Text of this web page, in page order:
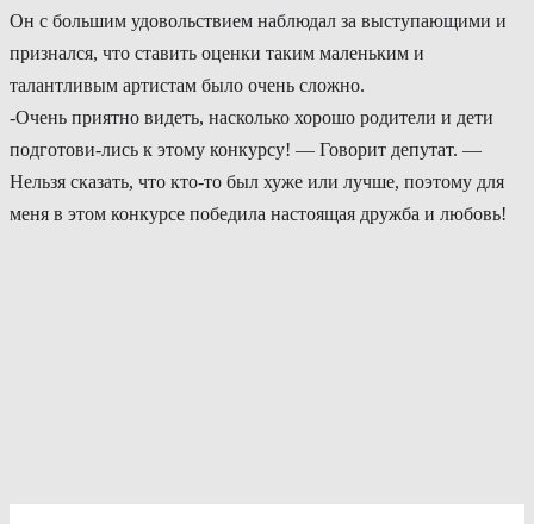
Он с большим удовольствием наблюдал за выступающими и
признался, что ставить оценки таким маленьким и
талантливым артистам было очень сложно.
-Очень приятно видеть, насколько хорошо родители и дети
подготови-лись к этому конкурсу! — Говорит депутат. —
Нельзя сказать, что кто-то был хуже или лучше, поэтому для
меня в этом конкурсе победила настоящая дружба и любовь!